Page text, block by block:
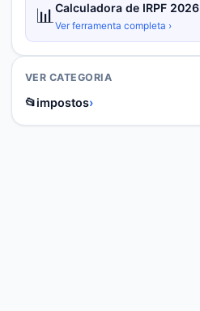
📊Calculadora de IRPF 2026
Ver ferramenta completa ›
VER CATEGORIA
📂impostos›